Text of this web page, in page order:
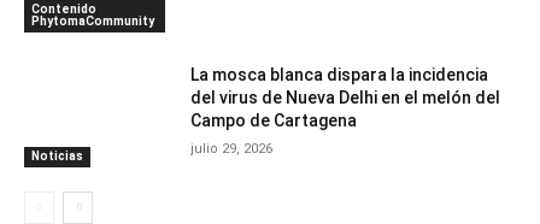
Contenido
PhytomaCommunity
Noticias
La mosca blanca dispara la incidencia
del virus de Nueva Delhi en el melón del
Campo de Cartagena
julio 29, 2026